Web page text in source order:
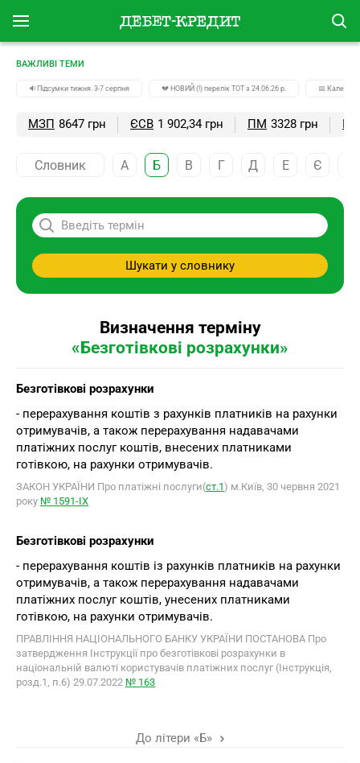
ВАЖЛИВІ ТЕМИ
🔉Підсумки тижня. 3-7 серпня 💔 НОВИЙ (!) перелік ТОТ з 24.06.26 р. 📅
МЗП 8647 грн ЄСВ 1 902,34 грн ПМ 3328 грн
Словник А Б В Г Д Е Є
Шукати у словнику
Визначення терміну
«Безготівкові розрахунки»
Безготівкові розрахунки
- перерахування коштів з рахунків платників на рахунки
отримувачів, а також перерахування надавачами
платіжних послуг коштів, внесених платниками
готівкою, на рахунки отримувачів.
ЗАКОН УКРАЇНИ Про платіжні послуги(ст.1) м.Київ, 30 червня 2021
року № 1591-IX
Безготівкові розрахунки
- перерахування коштів із рахунків платників на рахунки
отримувачів, а також перерахування надавачами
платіжних послуг коштів, унесених платниками
готівкою, на рахунки отримувачів.
ПРАВЛІННЯ НАЦІОНАЛЬНОГО БАНКУ УКРАЇНИ ПОСТАНОВА Про
затвердження Інструкції про безготівкові розрахунки в
національній валюті користувачів платіжних послуг (Інструкція,
розд.1, п.6) 29.07.2022 № 163
До літери «Б»